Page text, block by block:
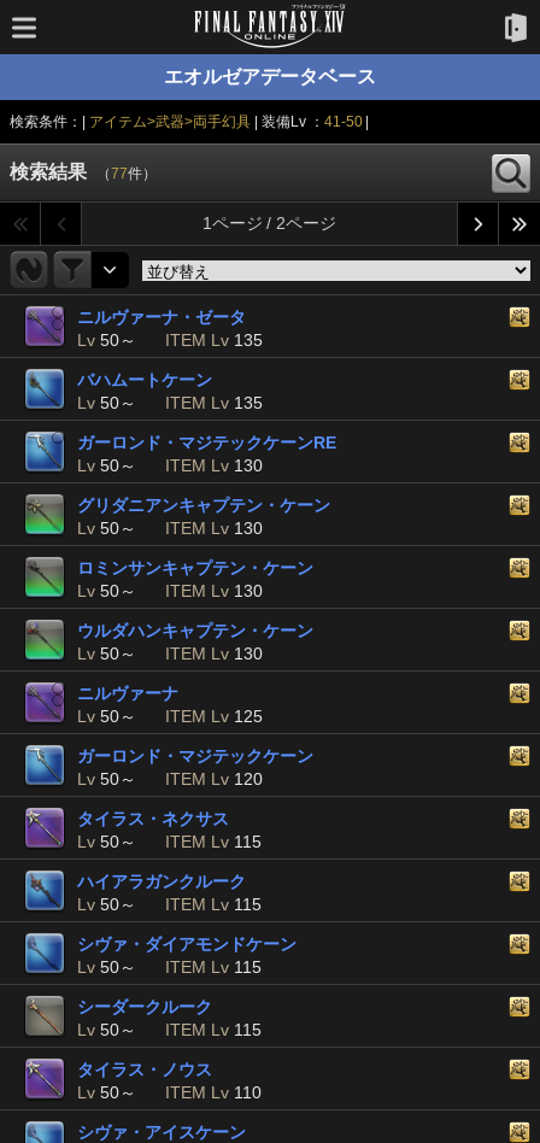
エオルゼアデータベース
検索条件：| アイテム>武器>両手幻具 | 装備Lv ： 41-50|
検索結果 （77件）
1ページ / 2ページ
ニルヴァーナ・ゼータ
Lv 50～ ITEM Lv 135
バハムートケーン
Lv 50～ ITEM Lv 135
ガーロンド・マジテックケーンRE
Lv 50～ ITEM Lv 130
グリダニアンキャプテン・ケーン
Lv 50～ ITEM Lv 130
ロミンサンキャプテン・ケーン
Lv 50～ ITEM Lv 130
ウルダハンキャプテン・ケーン
Lv 50～ ITEM Lv 130
ニルヴァーナ
Lv 50～ ITEM Lv 125
ガーロンド・マジテックケーン
Lv 50～ ITEM Lv 120
タイラス・ネクサス
Lv 50～ ITEM Lv 115
ハイアラガンクルーク
Lv 50～ ITEM Lv 115
シヴァ・ダイアモンドケーン
Lv 50～ ITEM Lv 115
シーダークルーク
Lv 50～ ITEM Lv 115
タイラス・ノウス
Lv 50～ ITEM Lv 110
シヴァ・アイスケーン